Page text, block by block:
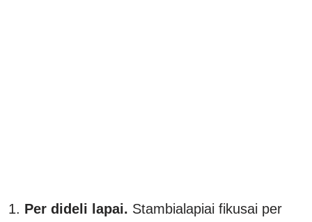
Per dideli lapai. Stambialapiai fikusai per